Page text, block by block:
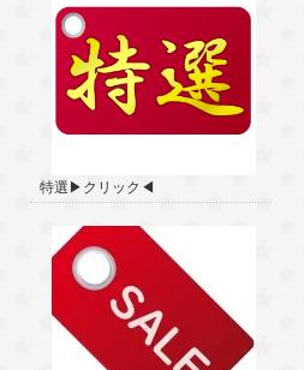
特選▶クリック◀